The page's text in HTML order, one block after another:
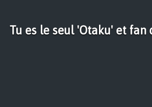
Tu es le seul 'Otaku' et fan